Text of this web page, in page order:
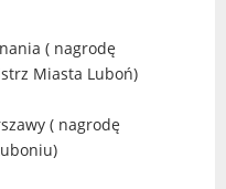
i sprawy
( nagrodę
Miasta Luboń)
( nagrodę